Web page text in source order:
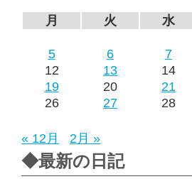
月
火 水
5
6 7
12
13 14
19
20 21
26
27 28
« 12月 2月 »
◆最新の日記